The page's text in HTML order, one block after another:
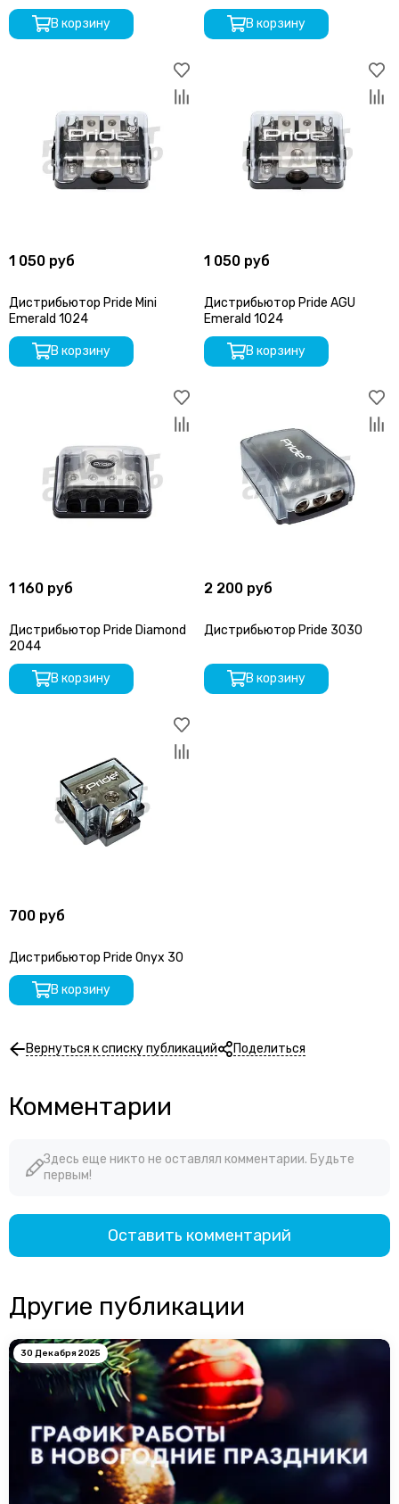
В корзину В корзину
1 050 руб
Дистрибьютор Pride Mini
Emerald 1024
В корзину
1 050 руб
Дистрибьютор Pride AGU
Emerald 1024
В корзину
1 160 руб
Дистрибьютор Pride Diamond
2044
В корзину
2 200 руб
Дистрибьютор Pride 3030
В корзину
700 руб
Дистрибьютор Pride Onyx 30
В корзину
Вернуться к списку публикаций Поделиться
Комментарии
Здесь еще никто не оставлял комментарии. Будьте
первым!
Оставить комментарий
Другие публикации
30 Декабря 2025